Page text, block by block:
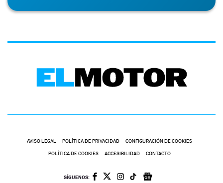
AVISO LEGAL POLÍTICA DE PRIVACIDAD CONFIGURACIÓN DE COOKIES
POLÍTICA DE COOKIES ACCESIBILIDAD CONTACTO
SÍGUENOS: